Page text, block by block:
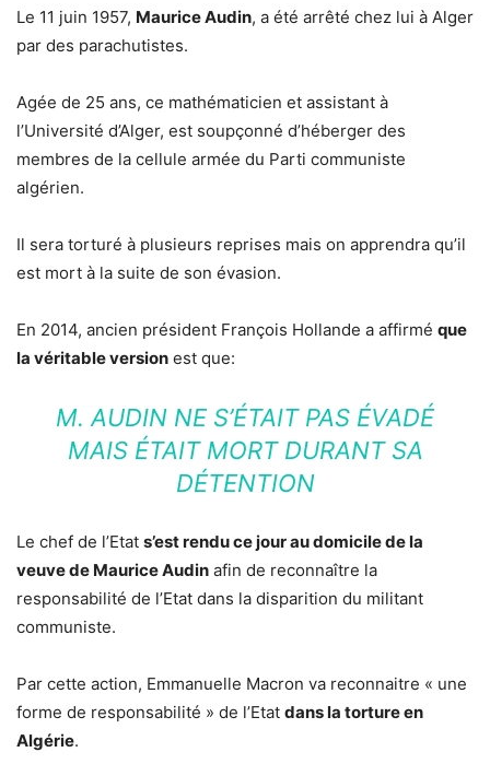
Le 11 juin 1957, Maurice Audin, a été arrêté chez lui à Alger
par des parachutistes.
Agée de 25 ans, ce mathématicien et assistant à
l’Université d’Alger, est soupçonné d’héberger des
membres de la cellule armée du Parti communiste
algérien.
Il sera torturé à plusieurs reprises mais on apprendra qu’il
est mort à la suite de son évasion.
En 2014, ancien président François Hollande a affirmé que
la véritable version est que:
M. AUDIN NE S’ÉTAIT PAS ÉVADÉ
MAIS ÉTAIT MORT DURANT SA
DÉTENTION
Le chef de l’Etat s’est rendu ce jour au domicile de la
veuve de Maurice Audin afin de reconnaître la
responsabilité de l’Etat dans la disparition du militant
communiste.
Par cette action, Emmanuelle Macron va reconnaitre « une
forme de responsabilité » de l’Etat dans la torture en
Algérie.